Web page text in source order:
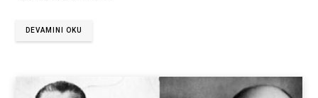
DEVAMINI OKU